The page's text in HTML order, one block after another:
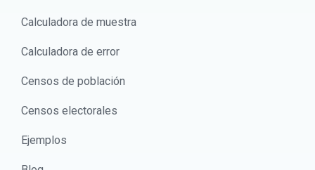
Calculadora de muestra
Calculadora de error
Censos de población
Censos electorales
Ejemplos